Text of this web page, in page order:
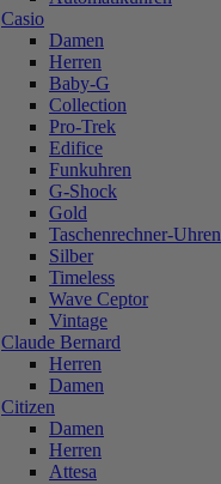
Casio
Damen
Herren
Baby-G
Collection
Pro-Trek
Edifice
Funkuhren
G-Shock
Gold
Taschenrechner-Uhren
Silber
Timeless
Wave Ceptor
Vintage
Claude Bernard
Herren
Damen
Citizen
Damen
Herren
Attesa